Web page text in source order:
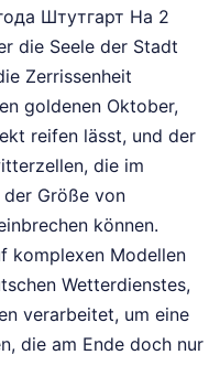
Штутгарт На 2
die Seele der Stadt
Zerrissenheit
goldenen Oktober,
reifen lässt, und der
die im
Größe von
können.
komplexen Modellen
Wetterdienstes,
verarbeitet, um eine
die am Ende doch nur